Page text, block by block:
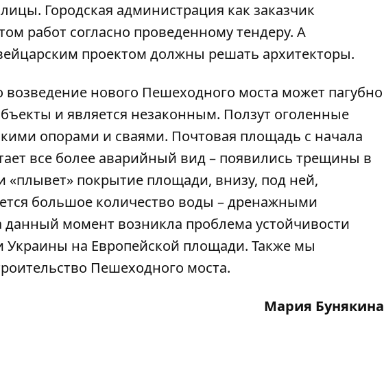
Городская администрация как заказчик
работ согласно проведенному тендеру. А
проектом должны решать архитекторы.
возведение нового Пешеходного моста может пагубно
и является незаконным. Ползут оголенные
опорами и сваями. Почтовая площадь с начала
все более аварийный вид – появились трещины в
«плывет» покрытие площади, внизу, под ней,
большое количество воды – дренажными
момент возникла проблема устойчивости
на Европейской площади. Также мы
Пешеходного моста.
Мария Бунякина